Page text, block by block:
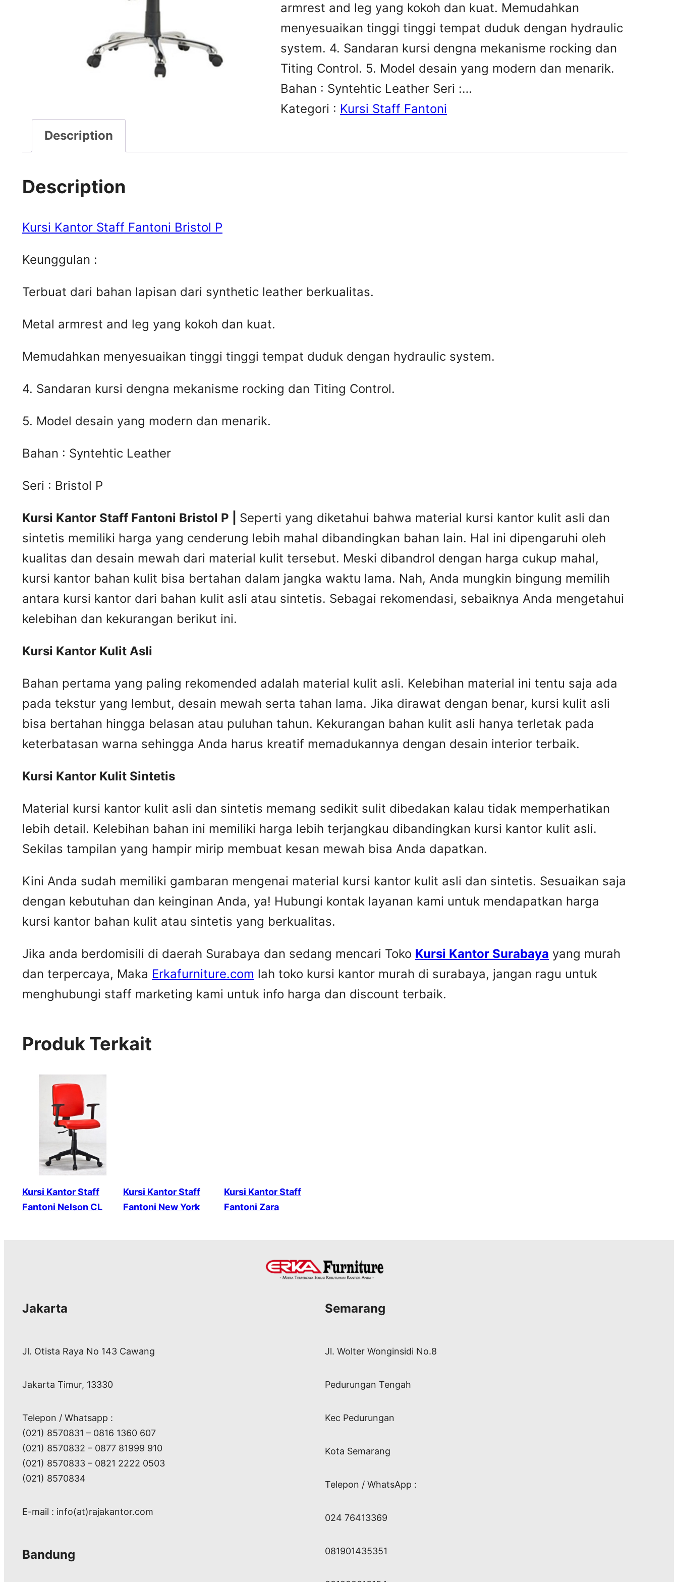
armrest and leg yang kokoh dan kuat. Memudahkan
menyesuaikan tinggi tinggi tempat duduk dengan hydraulic
system. 4. Sandaran kursi dengna mekanisme rocking dan
Titing Control. 5. Model desain yang modern dan menarik.
Bahan : Syntehtic Leather Seri :…
Kategori : Kursi Staff Fantoni
Description
Description
Kursi Kantor Staff Fantoni Bristol P
Keunggulan :
Terbuat dari bahan lapisan dari synthetic leather berkualitas.
Metal armrest and leg yang kokoh dan kuat.
Memudahkan menyesuaikan tinggi tinggi tempat duduk dengan hydraulic system.
4. Sandaran kursi dengna mekanisme rocking dan Titing Control.
5. Model desain yang modern dan menarik.
Bahan : Syntehtic Leather
Seri : Bristol P
Kursi Kantor Staff Fantoni Bristol P | Seperti yang diketahui bahwa material kursi kantor kulit asli dan
sintetis memiliki harga yang cenderung lebih mahal dibandingkan bahan lain. Hal ini dipengaruhi oleh
kualitas dan desain mewah dari material kulit tersebut. Meski dibandrol dengan harga cukup mahal,
kursi kantor bahan kulit bisa bertahan dalam jangka waktu lama. Nah, Anda mungkin bingung memilih
antara kursi kantor dari bahan kulit asli atau sintetis. Sebagai rekomendasi, sebaiknya Anda mengetahui
kelebihan dan kekurangan berikut ini.
Kursi Kantor Kulit Asli
Bahan pertama yang paling rekomended adalah material kulit asli. Kelebihan material ini tentu saja ada
pada tekstur yang lembut, desain mewah serta tahan lama. Jika dirawat dengan benar, kursi kulit asli
bisa bertahan hingga belasan atau puluhan tahun. Kekurangan bahan kulit asli hanya terletak pada
keterbatasan warna sehingga Anda harus kreatif memadukannya dengan desain interior terbaik.
Kursi Kantor Kulit Sintetis
Material kursi kantor kulit asli dan sintetis memang sedikit sulit dibedakan kalau tidak memperhatikan
lebih detail. Kelebihan bahan ini memiliki harga lebih terjangkau dibandingkan kursi kantor kulit asli.
Sekilas tampilan yang hampir mirip membuat kesan mewah bisa Anda dapatkan.
Kini Anda sudah memiliki gambaran mengenai material kursi kantor kulit asli dan sintetis. Sesuaikan saja
dengan kebutuhan dan keinginan Anda, ya! Hubungi kontak layanan kami untuk mendapatkan harga
kursi kantor bahan kulit atau sintetis yang berkualitas.
Jika anda berdomisili di daerah Surabaya dan sedang mencari Toko Kursi Kantor Surabaya yang murah
dan terpercaya, Maka Erkafurniture.com lah toko kursi kantor murah di surabaya, jangan ragu untuk
menghubungi staff marketing kami untuk info harga dan discount terbaik.
Produk Terkait
Kursi Kantor Staff
Fantoni Nelson CL
Kursi Kantor Staff
Fantoni New York
Kursi Kantor Staff
Fantoni Zara
Jakarta
Jl. Otista Raya No 143 Cawang
Jakarta Timur, 13330
Telepon / Whatsapp :
(021) 8570831 – 0816 1360 607
(021) 8570832 – 0877 81999 910
(021) 8570833 – 0821 2222 0503
(021) 8570834
E-mail : info(at)rajakantor.com
Bandung
Semarang
Jl. Wolter Wonginsidi No.8
Pedurungan Tengah
Kec Pedurungan
Kota Semarang
Telepon / WhatsApp :
024 76413369
081901435351